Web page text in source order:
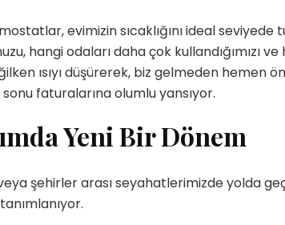
evimizin sıcaklığını ideal
hangi odaları daha çok kullandığımızı
ısıyı düşürerek, biz gelmeden
sonu faturalarına olumlu yansıyor.
Yeni Bir Dönem
şehirler arası seyahatlerimizde yolda
@nilatasarimatolyesi, Yetenekli
Kadınlar